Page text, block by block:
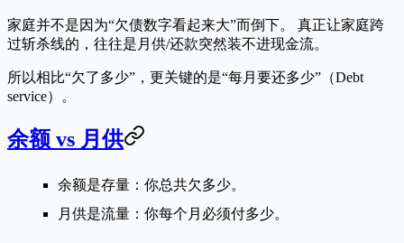
家庭并不是因为“欠债数字看起来大”而倒下。 真正让家庭跨
过斩杀线的，往往是 月供/还款突然装不进现金流。
所以相比“欠了多少”，更关键的是“每月要还多少”（Debt
service）。
余额 vs 月供
余额是存量：你总共欠多少。
月供是流量：你每个月必须付多少。